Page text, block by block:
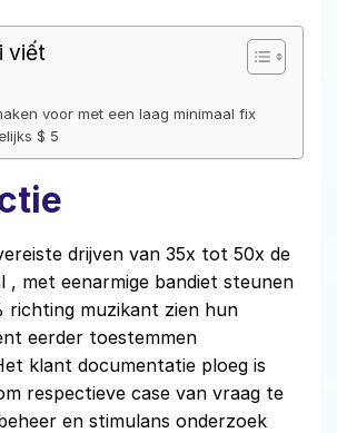
viết
voor met een laag minimaal fix
$ 5
drijven van 35x tot 50x de
, met eenarmige bandiet steunen
richting muzikant zien hun
eerder toestemmen
klant documentatie ploeg is
respectieve case van vraag te
en stimulans onderzoek